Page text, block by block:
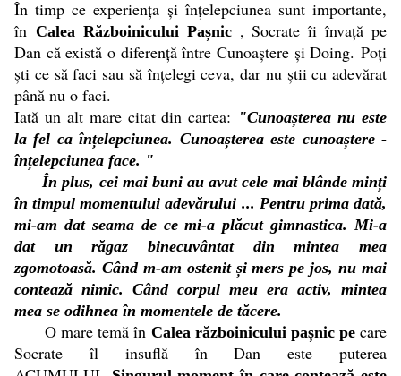
În timp ce experiența și înțelepciunea sunt importante,
în Calea Războinicului Pașnic, Socrate îi învață pe
Dan că există o diferență între Cunoaștere și Doing. Poți
ști ce să faci sau să înțelegi ceva, dar nu știi cu adevărat
până nu o faci.
Iată un alt mare citat din cartea: "Cunoașterea nu este
la fel ca înțelepciunea. Cunoașterea este cunoaștere -
înțelepciunea face. "
În plus, cei mai buni au avut cele mai blânde minți
în timpul momentului adevărului ... Pentru prima dată,
mi-am dat seama de ce mi-a plăcut gimnastica. Mi-a
dat un răgaz binecuvântat din mintea mea
zgomotoasă. Când m-am ostenit și mers pe jos, nu mai
contează nimic. Când corpul meu era activ, mintea
mea se odihnea în momentele de tăcere.
O mare temă în Calea războinicului pașnic pe care
Socrate îl insuflă în Dan este puterea